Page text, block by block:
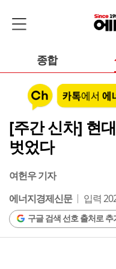
종합
[주간 신차] 현
벗었다
여헌우 기자
에너지경제신문
입력
구글 검색 선호 출처로 추